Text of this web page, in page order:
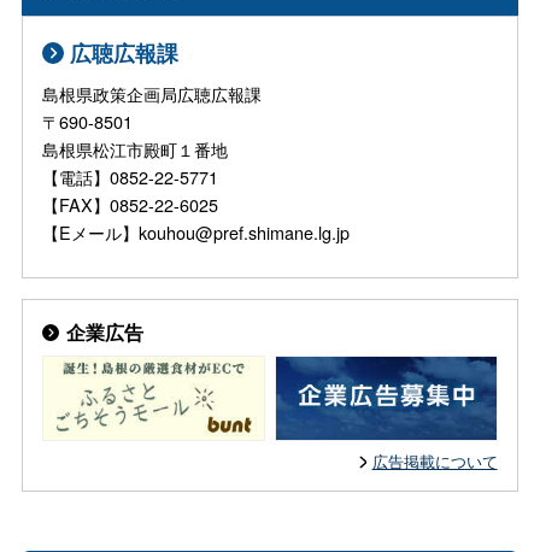
広聴広報課
島根県政策企画局広聴広報課
〒690-8501
島根県松江市殿町１番地
【電話】0852-22-5771
【FAX】0852-22-6025
【Eメール】kouhou@pref.shimane.lg.jp
企業広告
広告掲載について